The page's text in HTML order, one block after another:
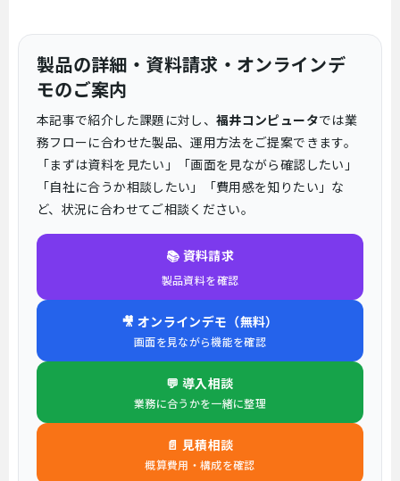
製品の詳細・資料請求・オンラインデ
モのご案内
本記事で紹介した課題に対し、福井コンピュータでは業
務フローに合わせた製品、運用方法をご提案できます。
「まずは資料を見たい」「画面を見ながら確認したい」
「自社に合うか相談したい」「費用感を知りたい」な
ど、状況に合わせてご相談ください。
📚 資料請求
製品資料を確認
🎥 オンラインデモ（無料）
画面を見ながら機能を確認
💬 導入相談
業務に合うかを一緒に整理
📄 見積相談
概算費用・構成を確認